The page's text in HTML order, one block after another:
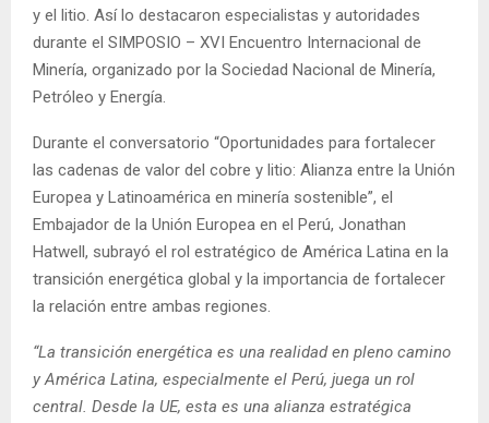
y el litio. Así lo destacaron especialistas y autoridades
durante el SIMPOSIO – XVI Encuentro Internacional de
Minería, organizado por la Sociedad Nacional de Minería,
Petróleo y Energía.
Durante el conversatorio “Oportunidades para fortalecer
las cadenas de valor del cobre y litio: Alianza entre la Unión
Europea y Latinoamérica en minería sostenible”, el
Embajador de la Unión Europea en el Perú, Jonathan
Hatwell, subrayó el rol estratégico de América Latina en la
transición energética global y la importancia de fortalecer
la relación entre ambas regiones.
“La transición energética es una realidad en pleno camino
y América Latina, especialmente el Perú, juega un rol
central. Desde la UE, esta es una alianza estratégica